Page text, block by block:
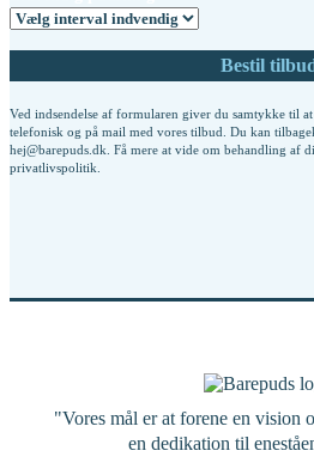
Ved indsendelse af formularen giver du samtykke til
telefonisk og på mail med vores tilbud. Du kan
hej@barepuds.dk. Få mere at vide om behandling af
privatlivspolitik
"Vores mål er at forene en vision
en dedikation til